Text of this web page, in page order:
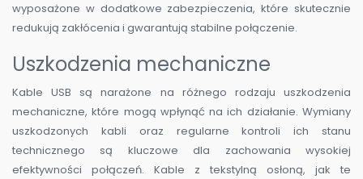
wyposażone w dodatkowe zabezpieczenia, które skutecznie
redukują zakłócenia i gwarantują stabilne połączenie.
Uszkodzenia mechaniczne
Kable USB są narażone na różnego rodzaju uszkodzenia
mechaniczne, które mogą wpłynąć na ich działanie. Wymiany
uszkodzonych kabli oraz regularne kontroli ich stanu
technicznego są kluczowe dla zachowania wysokiej
efektywności połączeń. Kable z tekstylną osłoną, jak te